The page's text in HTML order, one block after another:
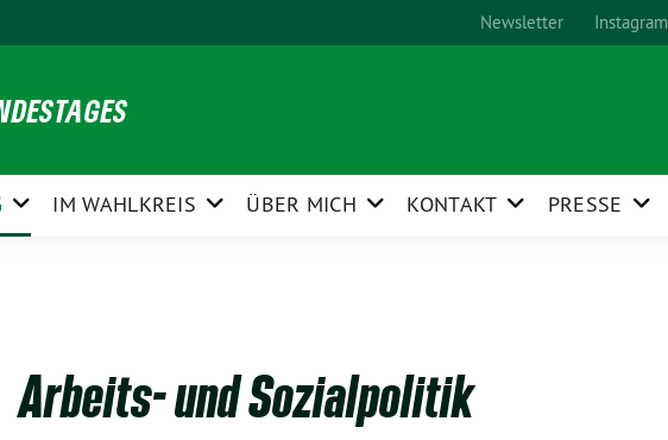
Newsletter Instagram
IM WAHLKREIS ÜBER MICH KONTAKT PRESSE
Arbeits- und Sozialpolitik